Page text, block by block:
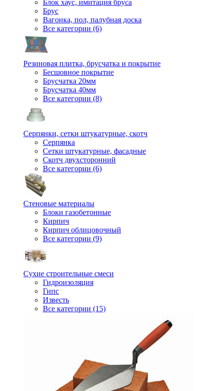
Блок хаус, имитация бруса
Брус
Вагонка, пол, палубная доска
Все категории (6)
Резиновая плитка, брусчатка и покрытие
Бесшовное покрытие
Брусчатка 20мм
Брусчатка 40мм
Все категории (8)
Серпянки, сетки штукатурные, скотч
Серпянка
Сетки штукатурные, фасадные
Скотч двухсторонний
Все категории (6)
Стеновые материалы
Блоки газобетонные
Кирпич
Кирпич облицовочный
Все категории (9)
Сухие строительные смеси
Гидроизоляция
Гипс
Известь
Все категории (15)